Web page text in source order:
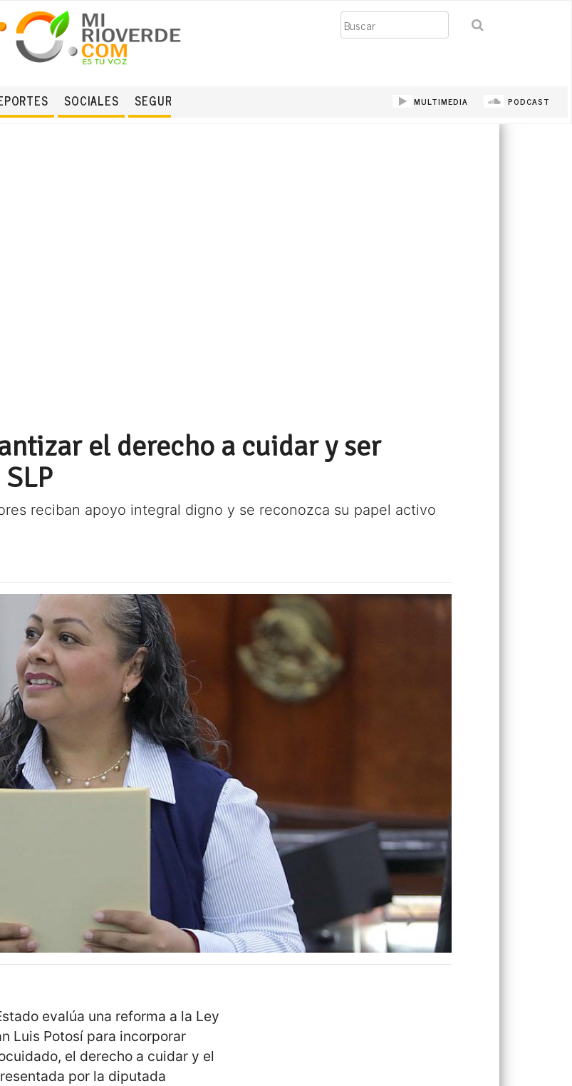
Buscar
SOCIALES SEGURIDAD MULTIMEDIA PODCAST
el derecho a cuidar y ser
reciban apoyo integral digno y se reconozca su papel activo
evalúa una reforma a la Ley
Luis Potosí para incorporar
el derecho a cuidar y el
por la diputada